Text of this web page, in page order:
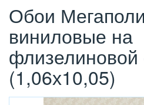
Обои
виниловые на
флизелиновой
(1,06х10,05)